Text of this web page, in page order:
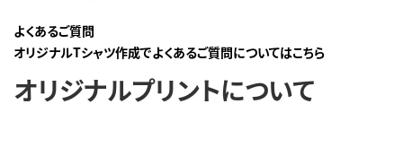
よくあるご質問
オリジナルTシャツ作成でよくあるご質問についてはこちら
オリジナルプリントについて